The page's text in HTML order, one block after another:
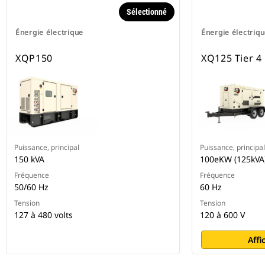
Énergie électrique
Sélectionné
XQP150
Puissance, principal
150 kVA
Fréquence
50/60 Hz
Tension
127 à 480 volts
Énergie
XQ125 Tier 4
Puissance, principal
100eKW
Fréquence
60 Hz
Tension
120 à 600 V